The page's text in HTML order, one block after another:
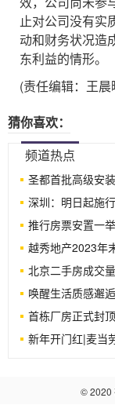
止对公司没有实
动和财务状况造
东利益的情形。
(责任编辑：王晨
猜你喜欢：
频道热点
圣都首批高级安
深圳：明日起施
推行房票安置一
越秀地产2023年
北京二手房成交
唤醒生活质感邂
首栋厂房正式封
新年开门红|麦当
© 2020